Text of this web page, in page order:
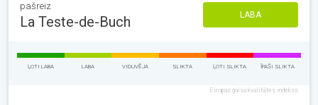
pašreiz
La Teste-de-Buch LABA
ĻOTI LABA LABA VIDUVĒJA SLIKTA ĻOTI SLIKTA ĪPAŠI SLIKTA
Eiropas gaisa kvalitātes indekss